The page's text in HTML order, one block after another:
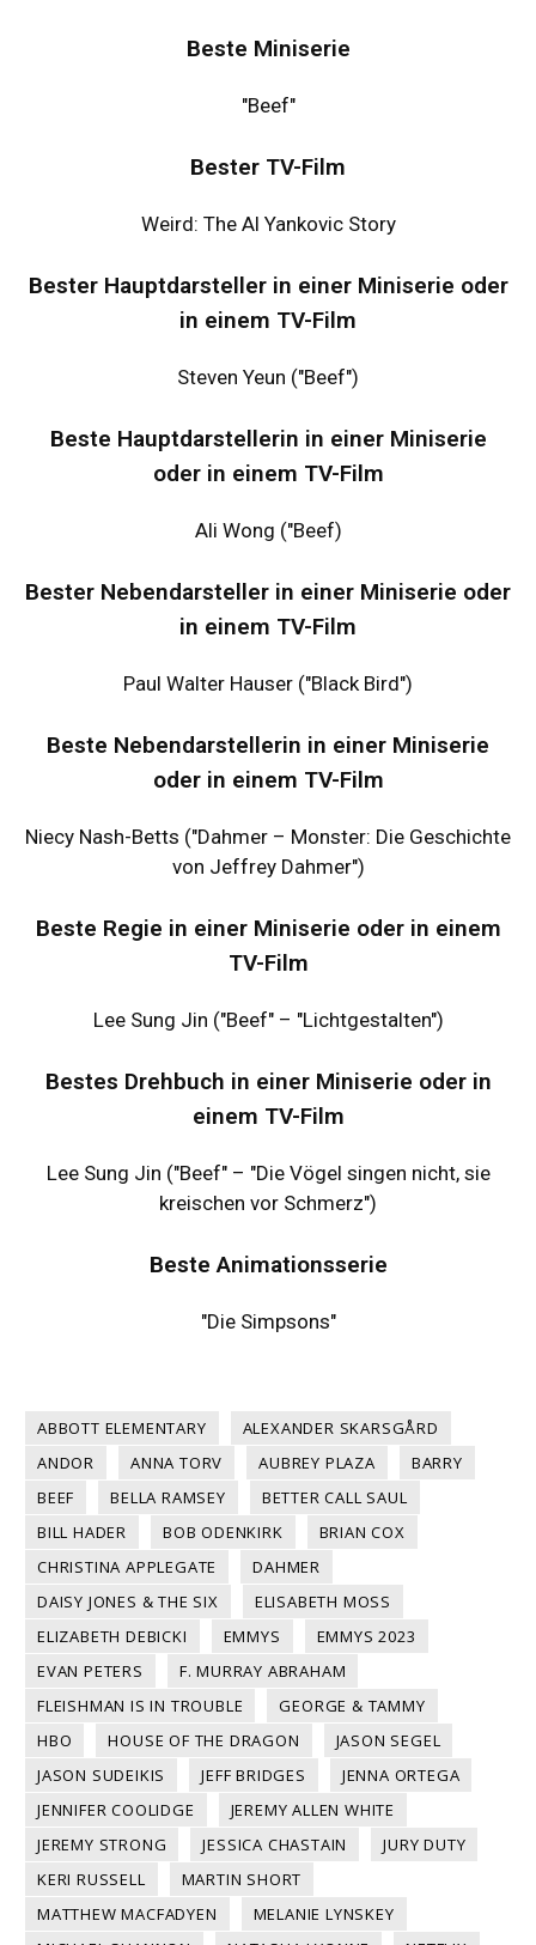
Beste Miniserie
"Beef"
Bester TV-Film
Weird: The Al Yankovic Story
Bester Hauptdarsteller in einer Miniserie oder
in einem TV-Film
Steven Yeun ("Beef")
Beste Hauptdarstellerin in einer Miniserie
oder in einem TV-Film
Ali Wong ("Beef)
Bester Nebendarsteller in einer Miniserie oder
in einem TV-Film
Paul Walter Hauser ("Black Bird")
Beste Nebendarstellerin in einer Miniserie
oder in einem TV-Film
Niecy Nash-Betts ("Dahmer – Monster: Die Geschichte
von Jeffrey Dahmer")
Beste Regie in einer Miniserie oder in einem
TV-Film
Lee Sung Jin ("Beef" – "Lichtgestalten")
Bestes Drehbuch in einer Miniserie oder in
einem TV-Film
Lee Sung Jin ("Beef" – "Die Vögel singen nicht, sie
kreischen vor Schmerz")
Beste Animationsserie
"Die Simpsons"
ABBOTT ELEMENTARY
ALEXANDER SKARSGÅRD
ANDOR
ANNA TORV AUBREY PLAZA
BARRY
BEEF
BELLA RAMSEY
BETTER CALL SAUL
BILL HADER
BOB ODENKIRK
BRIAN COX
CHRISTINA APPLEGATE
DAHMER
DAISY JONES & THE SIX
ELISABETH MOSS
ELIZABETH DEBICKI
EMMYS
EMMYS 2023
EVAN PETERS
F. MURRAY ABRAHAM
FLEISHMAN IS IN TROUBLE
GEORGE & TAMMY
HBO
HOUSE OF THE DRAGON
JASON SEGEL
JASON SUDEIKIS
JEFF BRIDGES
JENNA ORTEGA
JENNIFER COOLIDGE
JEREMY ALLEN WHITE
JEREMY STRONG
JESSICA CHASTAIN
JURY DUTY
KERI RUSSELL
MARTIN SHORT
MATTHEW MACFADYEN
MELANIE LYNSKEY